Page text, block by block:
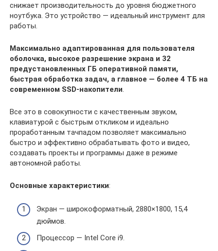
снижает производительность до уровня бюджетного
ноутбука. Это устройство — идеальный инструмент для
работы.
Максимально адаптированная для пользователя
оболочка, высокое разрешение экрана и 32
предустановленных ГБ оперативной памяти,
быстрая обработка задач, а главное — более 4 ТБ на
современном SSD-накопители.
Все это в совокупности с качественным звуком,
клавиатурой с быстрым откликом и идеально
проработанным тачпадом позволяет максимально
быстро и эффективно обрабатывать фото и видео,
создавать проекты и программы даже в режиме
автономной работы.
Основные характеристики:
Экран — широкоформатный, 2880×1800, 15,4
дюймов.
Процессор — Intel Core i9.